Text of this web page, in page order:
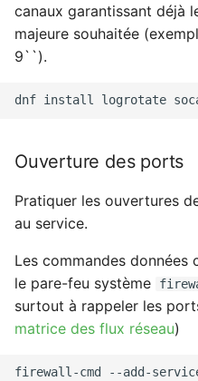
canaux garantissant déjà
majeure souhaitée
9``).
dnf install logrotate
Ouverture des ports
Pratiquer les ouvertures
au service.
Les commandes données
le pare-feu système
surtout à rappeler les
matrice des flux réseau)
firewall-cmd --add-